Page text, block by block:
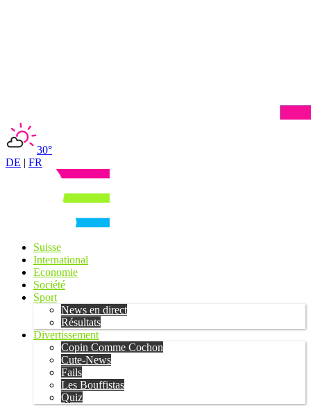
30°
DE | FR
Suisse
International
Economie
Société
Sport
News en direct
Résultats
Divertissement
Copin Comme Cochon
Cute-News
Fails
Les Bouffistas
Quiz